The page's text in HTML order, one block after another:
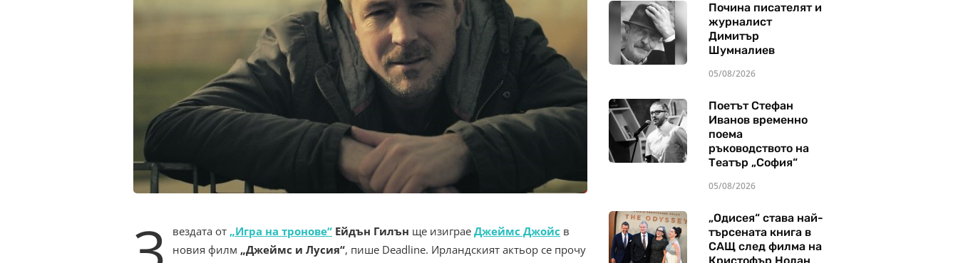
вездата от „Игра на тронове“ Ейдън Гилън ще изиграе Джеймс Джойс в
новия филм „Джеймс и Лусия“, пише Deadline. Ирландският актьор се прочу
Почина писателят и
журналист
Димитър
Шумналиев
05/08/2026
Поетът Стефан
Иванов временно
поема
ръководството на
Театър „София“
05/08/2026
„Одисея“ става най-
търсената книга в
САЩ след филма на